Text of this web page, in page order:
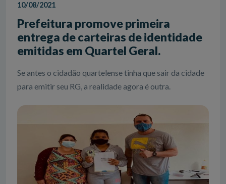
10/08/2021
Prefeitura promove primeira
entrega de carteiras de identidade
emitidas em Quartel Geral.
Se antes o cidadão quartelense tinha que sair da cidade
para emitir seu RG, a realidade agora é outra.